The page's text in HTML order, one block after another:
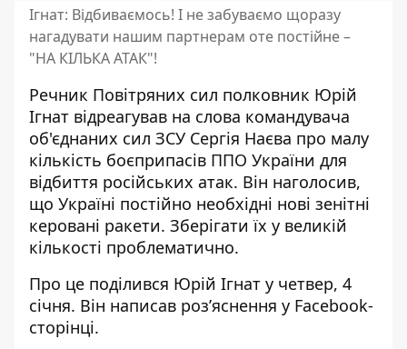
Ігнат: Відбиваємось! І не забуваємо щоразу
нагадувати нашим партнерам оте постійне –
"НА КІЛЬКА АТАК"!
Речник Повітряних сил полковник Юрій
Ігнат відреагував на слова командувача
об'єднаних сил ЗСУ Сергія Наєва про малу
кількість боєприпасів ППО України для
відбиття російських атак. Він наголосив,
що Україні постійно необхідні нові зенітні
керовані ракети. Зберігати їх у великій
кількості проблематично.
Про це поділився Юрій Ігнат у четвер, 4
січня. Він написав роз’яснення у Facebook-
сторінці.